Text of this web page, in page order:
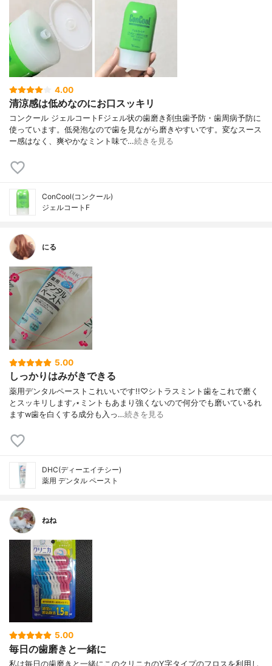
4.00
清涼感は低めなのにお口スッキリ
コンクール ジェルコートFジェル状の歯磨き剤虫歯予防・歯周病予防に
使っています。低発泡なので歯を見ながら磨きやすいです。変なスース
ー感はなく、爽やかなミント味で…続きを見る
ConCool(コンクール)
ジェルコートF
にる
5.00
しっかりはみがきできる
薬用デンタルペーストこれいいです!!♡シトラスミント歯をこれで磨く
とスッキリします⸝⋆ミントもあまり強くないので何分でも磨いているれ
ますw歯を白くする成分も入っ…続きを見る
DHC(ディーエイチシー)
薬用 デンタル ペースト
ねね
5.00
毎日の歯磨きと一緒に
私は毎日の歯磨きと一緒にこのクリニカのY字タイプのフロスを利用し